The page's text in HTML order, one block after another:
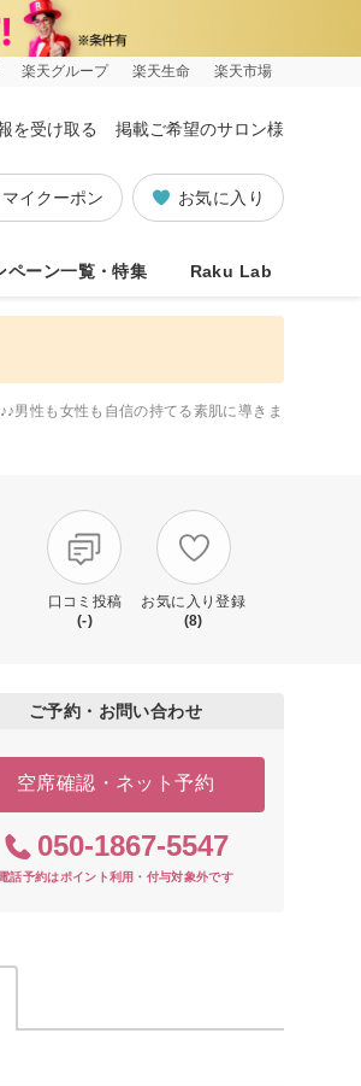
楽天グループ 楽天生命 楽天市場
を受け取る 掲載ご希望のサロン様
お気に入り
マイクーポン
ペーン一覧・特集 Raku Lab
男性も女性も自信の持てる素肌に導きま
口コミ投稿
(-)
お気に入り登録
(8)
ご予約・お問い合わせ
空席確認・ネット予約
050-1867-5547
電話予約はポイント利用・付与対象外です